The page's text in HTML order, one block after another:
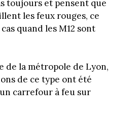
toujours et pensent que
les feux rouges, ce
quand les M12 sont
de la métropole de Lyon,
de ce type ont été
carrefour à feu sur